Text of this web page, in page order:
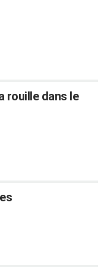
rouille dans le